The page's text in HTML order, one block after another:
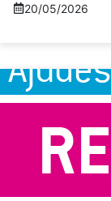
20/05/2026